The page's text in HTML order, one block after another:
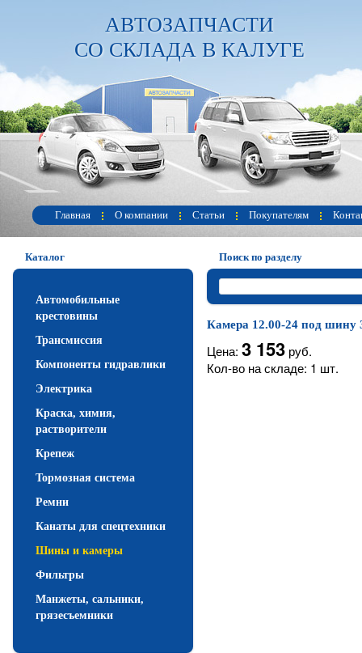
АВТОЗАПЧАСТИ
СО СКЛАДА В КАЛУГЕ
Главная О компании Статьи Покупателям
Поиск по разделу
Камера 12.00-24 под шину
Цена: 3 153 руб.
Кол-во на складе: 1 шт.
Каталог
Автомобильные
крестовины
Трансмиссия
Компоненты гидравлики
Электрика
Краска, химия,
растворители
Крепеж
Тормозная система
Ремни
Канаты для спецтехники
Шины и камеры
Фильтры
Манжеты, сальники,
грязесъемники